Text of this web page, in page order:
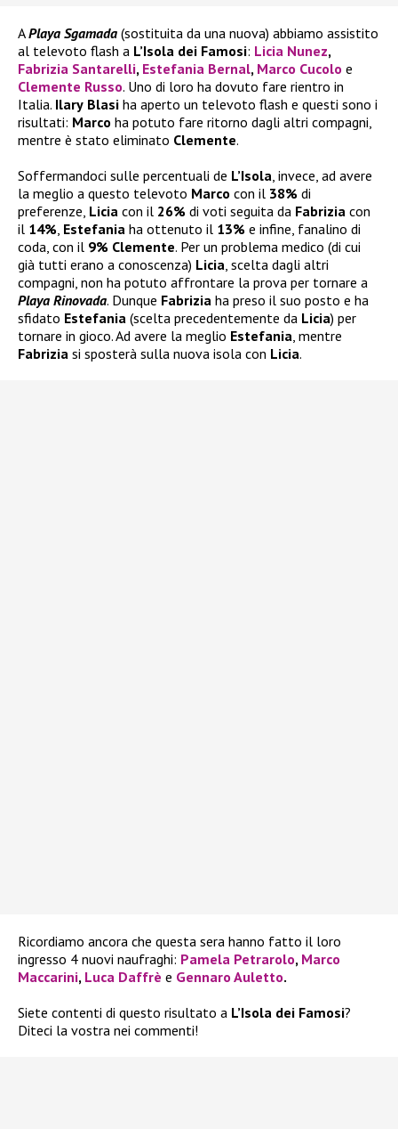
APlaya Sgamada (sostituita da una nuova) abbiamo assistito
al televoto flash a L’Isola dei Famosi: Licia Nunez,
Fabrizia Santarelli, Estefania Bernal, Marco Cucolo e
Clemente Russo. Uno di loro ha dovuto fare rientro in
Italia. Ilary Blasi ha aperto un televoto flash e questi sono i
risultati: Marco ha potuto fare ritorno dagli altri compagni,
mentre è stato eliminato Clemente.
Soffermandoci sulle percentuali de L’Isola, invece, ad avere
la meglio a questo televoto Marco con il 38% di
preferenze, Licia con il 26% di voti seguita da Fabrizia con
il 14%, Estefania ha ottenuto il 13% e infine, fanalino di
coda, con il 9% Clemente. Per un problema medico (di cui
già tutti erano a conoscenza) Licia, scelta dagli altri
compagni, non ha potuto affrontare la prova per tornare a
Playa Rinovada. Dunque Fabrizia ha preso il suo posto e ha
sfidato Estefania (scelta precedentemente da Licia) per
tornare in gioco. Ad avere la meglio Estefania, mentre
Fabrizia si sposterà sulla nuova isola con Licia.
Ricordiamo ancora che questa sera hanno fatto il loro
ingresso 4 nuovi naufraghi: Pamela Petrarolo, Marco
Maccarini, Luca Daffrè e Gennaro Auletto.
Siete contenti di questo risultato a L’Isola dei Famosi?
Diteci la vostra nei commenti!